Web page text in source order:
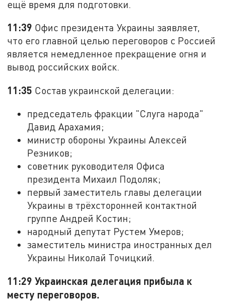
ещё время для подготовки.
11:39 Офис президента Украины заявляет,
что его главной целью переговоров с Россией
является немедленное прекращение огня и
вывод российских войск.
11:35 Состав украинской делегации:
председатель фракции "Слуга народа"
Давид Арахамия;
министр обороны Украины Алексей
Резников;
советник руководителя Офиса
президента Михаил Подоляк;
первый заместитель главы делегации
Украины в трёхсторонней контактной
группе Андрей Костин;
народный депутат Рустем Умеров;
заместитель министра иностранных дел
Украины Николай Точицкий.
11:29 Украинская делегация прибыла к
месту переговоров.